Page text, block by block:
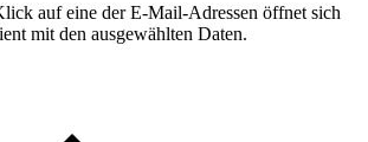
auf eine der E-Mail-Adressen öffnet sich
mit den ausgewählten Daten.